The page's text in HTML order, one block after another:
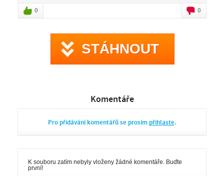
0 0
STÁHNOUT
Komentáře
Pro přidávání komentářů se prosím přihlaste.
K souboru zatím nebyly vloženy žádné komentáře. Buďte
první!